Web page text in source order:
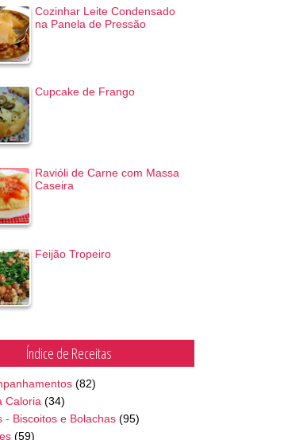
Cozinhar Leite Condensado
na Panela de Pressão
Cupcake de Frango
Ravióli de Carne com Massa
Caseira
Feijão Tropeiro
Índice de Receitas
(82)
Caloria (34)
- Biscoitos e Bolachas (95)
(59)